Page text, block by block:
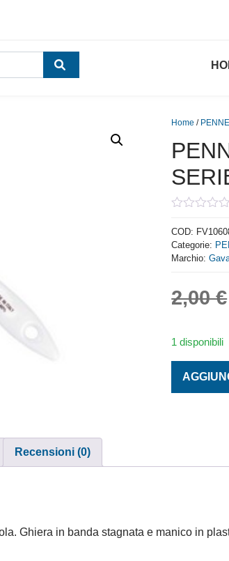
Home /
out
of
5
COD:
Categorie:
Marchio:
2,00€
1 disponibili
Recensioni (0)
Ghiera in banda stagnata e manico in